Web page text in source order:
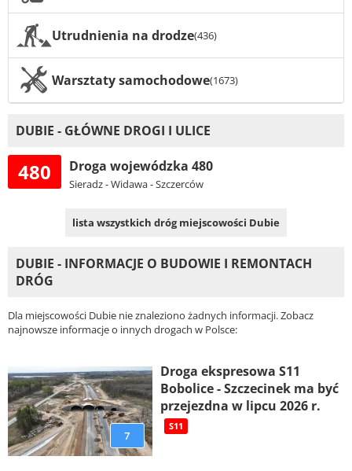
Utrudnienia na drodze(436)
Warsztaty samochodowe(1673)
DUBIE - GŁÓWNE DROGI I ULICE
480 Droga wojewódzka 480
Sieradz - Widawa - Szczerców
lista wszystkich dróg miejscowości Dubie
DUBIE - INFORMACJE O BUDOWIE I REMONTACH
DRÓG
Dla miejscowości Dubie nie znaleziono żadnych informacji. Zobacz
najnowsze informacje o innych drogach w Polsce:
7
Droga ekspresowa S11
Bobolice - Szczecinek ma być
przejezdna w lipcu 2026 r.
S11